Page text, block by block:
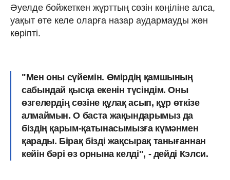
Әуелде бойжеткен жұрттың сөзін көңіліне алса,
уақыт өте келе оларға назар аудармауды жөн
көріпті.
"Мен оны сүйемін. Өмірдің қамшының
сабындай қысқа екенін түсіндім. Оны
өзгелердің сөзіне құлақ асып, құр өткізе
алмаймын. О баста жақындарымыз да
біздің қарым-қатынасымызға күмәнмен
қарады. Бірақ бізді жақсырақ танығаннан
кейін бәрі өз орнына келді", - дейді Кэлси.